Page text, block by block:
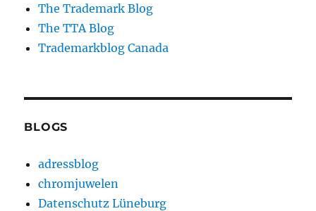
The Trademark Blog
The TTA Blog
Trademarkblog Canada
BLOGS
adressblog
chromjuwelen
Datenschutz Lüneburg